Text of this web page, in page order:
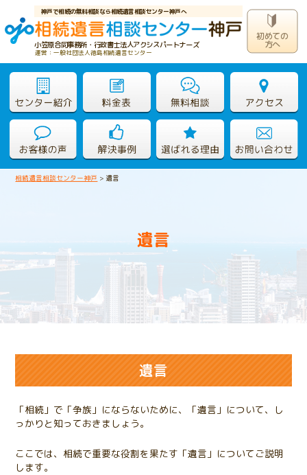
神戸で相続の無料相談なら相続遺言相談センター神戸へ
小笠原合同事務所・行政書士法人アクシスパートナーズ
運営：一般社団法人徳島相続遺言センター
初めての
方へ
相続遺言相談センター神戸 > 遺言
遺言
遺言
「相続」で「争族」にならないために、「遺言」について、し
っかりと知っておきましょう。
ここでは、相続で重要な役割を果たす「遺言」についてご説明
します。